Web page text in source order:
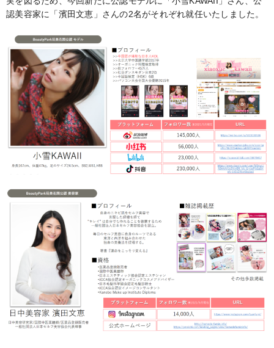
認美容家に「濱田文恵」さんの2名がそれぞれ就任いたしました。